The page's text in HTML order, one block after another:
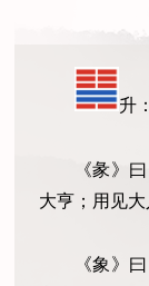
升
《彖》
大亨；用见
《象》